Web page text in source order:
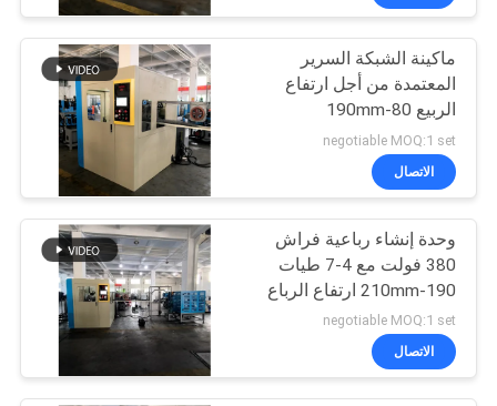
آلة تعبئة المراتب
20
10
ماكينة الشبكة السرير
المعتمدة من أجل ارتفاع
الربيع 80-190mm
negotiable MOQ:1 set
الاتصال
وحدة إنشاء رباعية فراش
380 فولت مع 4-7 طيات
190-210mm ارتفاع الرباع
negotiable MOQ:1 set
الاتصال